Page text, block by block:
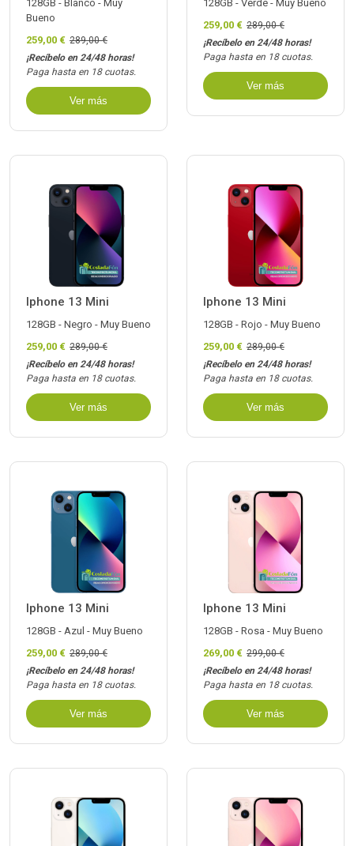
128GB - Blanco - Muy
Bueno
259,00 € 289,00 €
¡Recíbelo en 24/48 horas!
Paga hasta en 18 cuotas.
Ver más
128GB - Verde - Muy Bueno
259,00 € 289,00 €
¡Recíbelo en 24/48 horas!
Paga hasta en 18 cuotas.
Ver más
Iphone 13 Mini
128GB - Negro - Muy Bueno
259,00 € 289,00 €
¡Recíbelo en 24/48 horas!
Paga hasta en 18 cuotas.
Ver más
Iphone 13 Mini
128GB - Rojo - Muy Bueno
259,00 € 289,00 €
¡Recíbelo en 24/48 horas!
Paga hasta en 18 cuotas.
Ver más
Iphone 13 Mini
128GB - Azul - Muy Bueno
259,00 € 289,00 €
¡Recíbelo en 24/48 horas!
Paga hasta en 18 cuotas.
Ver más
Iphone 13 Mini
128GB - Rosa - Muy Bueno
269,00 € 299,00 €
¡Recíbelo en 24/48 horas!
Paga hasta en 18 cuotas.
Ver más